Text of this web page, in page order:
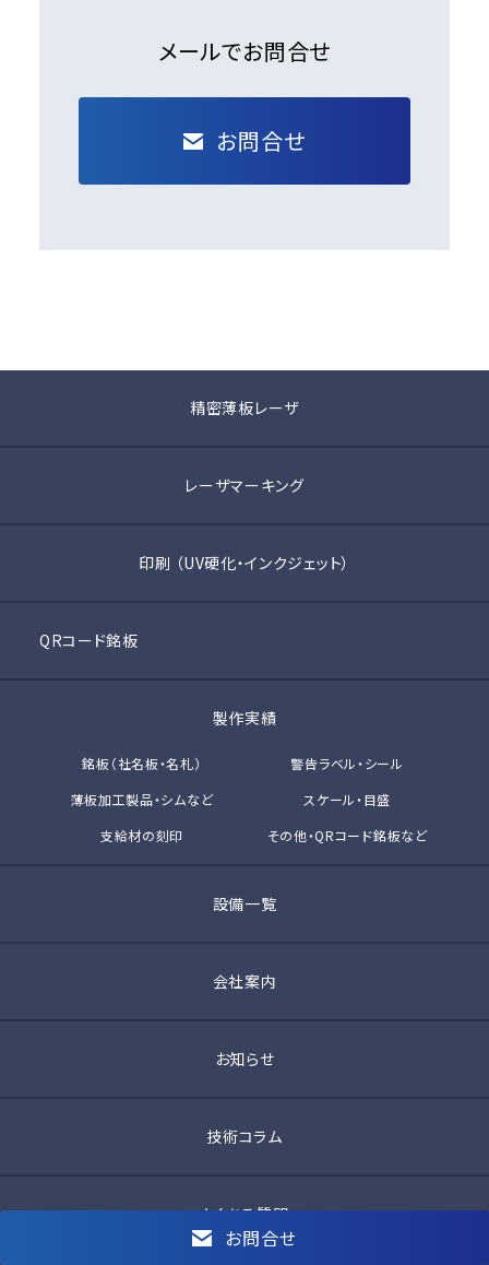
メールでお問合せ
お問合せ
精密薄板レーザ
レーザマーキング
印刷 （UV硬化・インクジェット）
QRコード銘板
製作実績
銘板（社名板・名札）
警告ラベル・シール
薄板加工製品・シムなど
スケール・目盛
支給材の刻印
その他・QRコード銘板など
設備一覧
会社案内
お知らせ
技術コラム
よくある質問
お問合せ